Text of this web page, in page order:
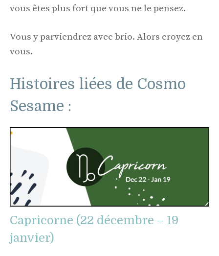
vous êtes plus fort que vous ne le pensez.
Vous y parviendrez avec brio. Alors croyez en
vous.
Histoires liées de Cosmo
Sesame :
Capricorne (22 décembre – 19
janvier)